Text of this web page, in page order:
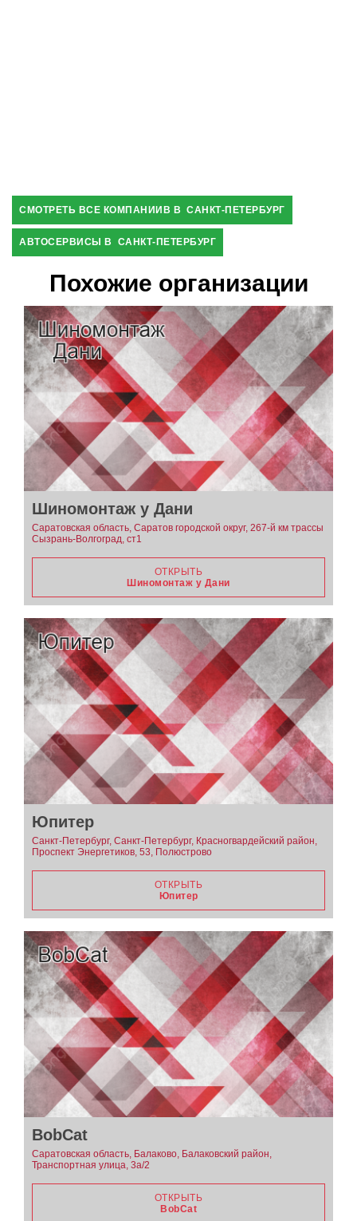
СМОТРЕТЬ ВСЕ КОМПАНИИВ В САНКТ-ПЕТЕРБУРГ
АВТОСЕРВИСЫ В САНКТ-ПЕТЕРБУРГ
Похожие организации
Шиномонтаж у Дани
Саратовская область, Саратов городской округ, 267-й км трассы
Сызрань-Волгоград, ст1
ОТКРЫТЬ
Шиномонтаж у Дани
Юпитер
Санкт-Петербург, Санкт-Петербург, Красногвардейский район,
Проспект Энергетиков, 53, Полюстрово
ОТКРЫТЬ
Юпитер
BobCat
Саратовская область, Балаково, Балаковский район,
Транспортная улица, 3а/2
ОТКРЫТЬ
BobCat